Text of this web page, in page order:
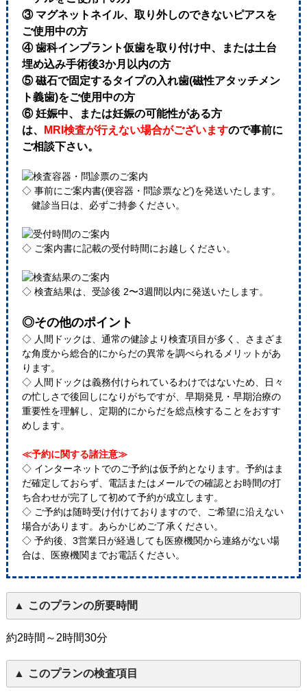
③ マグネットネイル、取り外しのできないピアスを
ご使用中の方
④ 歯科インプラント仮歯を取り付け中、または土台
埋め込み手術後3か月以内の方
⑤ 磁石で固定するタイプの入れ歯(磁性アタッチメン
ト義歯)をご使用中の方
⑥ 妊娠中、または妊娠の可能性がある方
は、
MRI検査が行えない場合がございますので事前に
ご相談下さい。
◇ 事前にご案内書(便容器・問診票など)を発送いたします。
健診当日は、必ずご持参ください。
◇ ご案内書に記載の受付時間にお越しください。
◇ 検査結果は、受診後 2〜3週間以内に発送いたします。
◎その他のポイント
◇ 人間ドックは、通常の健診より検査項目が多く、さまざま
な角度から総合的にからだの異常を調べられるメリットがあ
ります。
◇ 人間ドックは義務付けられているわけではないため、日々
の忙しさで後回しになりがちですが、早期発見・早期治療の
重要性を理解し、定期的にからだを総点検することをおすす
めします。
≪予約に関する諸注意≫
◇ インターネットでのご予約は仮予約となります。予約はま
だ確定しておらず、電話またはメールでの確認とお時間の打
ち合わせが完了して初めて予約が成立します。
◇ ご予約は随時受け付けておりますので、ご希望に沿えない
場合があります。あらかじめご了承ください。
◇ 予約後、3営業日が経過しても医療機関から連絡がない場
合は、医療機関までお電話ください。
このプランの所要時間
約2時間～2時間30分
このプランの検査項目